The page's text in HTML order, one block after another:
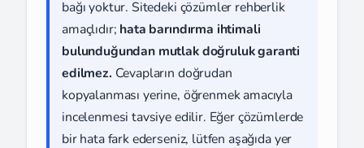
bağı yoktur. Sitedeki çözümler rehberlik
amaçlıdır; hata barındırma ihtimali
bulunduğundan mutlak doğruluk garanti
edilmez. Cevapların doğrudan
kopyalanması yerine, öğrenmek amacıyla
incelenmesi tavsiye edilir. Eğer çözümlerde
bir hata fark ederseniz, lütfen aşağıda yer